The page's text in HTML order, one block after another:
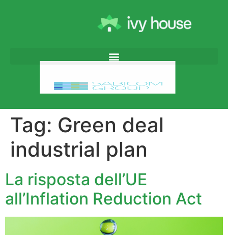
Tag: Green deal
industrial plan
La risposta dell’UE
all’Inflation Reduction Act